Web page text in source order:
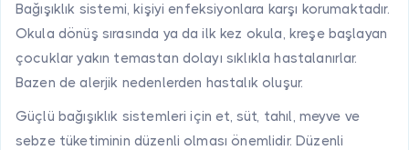
Bağışıklık sistemi, kişiyi enfeksiyonlara karşı korumaktadır.
Okula dönüş sırasında ya da ilk kez okula, kreşe başlayan
çocuklar yakın temastan dolayı sıklıkla hastalanırlar.
Bazen de alerjik nedenlerden hastalık oluşur.
Güçlü bağışıklık sistemleri için et, süt, tahıl, meyve ve
sebze tüketiminin düzenli olması önemlidir. Düzenli